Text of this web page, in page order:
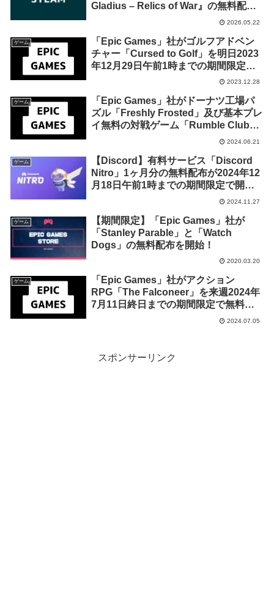
Gladius – Relics of War』の無料配布
が2026年5月29日午前1時までの期間限
2026.05.22
ゲーム
「Epic Games」社がゴルフアドベン
チャー「Cursed to Golf」を明日2023
年12月29日午前1時までの期間限定で
2023.12.28
ゲーム
「Epic Games」社がドーナツ工場パ
ズル「Freshly Frosted」及び基本プレ
イ無料の対戦ゲーム「Rumble Club」
のDLC「Free Game of the Week
での期間限定で無料配布を開始！
2024.06.21
ゲーム
【Discord】有料サービス「Discord
Nitro」1ヶ月分の無料配布が2024年12
月18日午前1時までの期間限定で開
2024.11.27
ゲーム
【期間限定】「Epic Games」社が
「Stanley Parable」と「Watch
Dogs」の無料配布を開始！
2020.03.20
ゲーム
「Epic Games」社がアクション
RPG「The Falconeer」を来週2024年
7月11日終日までの期間限定で無料配
2024.07.05
スポンサーリンク